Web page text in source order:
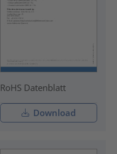
RoHS Datenblatt
Download